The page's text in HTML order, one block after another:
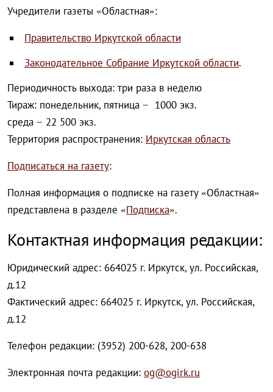
Учредители газеты «Областная»:
Правительство Иркутской области
Законодательное Собрание Иркутской области.
Периодичность выхода: три раза в неделю
Тираж: понедельник, пятница − 1000 экз.
среда − 22 500 экз.
Территория распространения: Иркутская область
Подписаться на газету:
Полная информация о подписке на газету «Областная»
представлена в разделе «Подписка».
Контактная информация редакции:
Юридический адрес: 664025 г. Иркутск, ул. Российская,
д.12
Фактический адрес: 664025 г. Иркутск, ул. Российская,
д.12
Телефон редакции: (3952) 200-628, 200-638
Электронная почта редакции: og@ogirk.ru